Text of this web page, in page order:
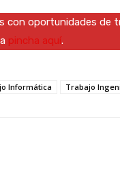
con oportunidades de
pincha aquí.
Informática Trabajo